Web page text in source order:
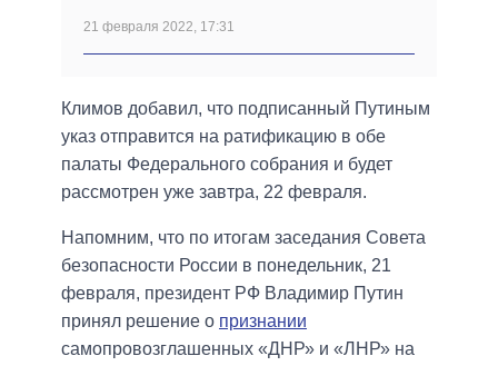
21 февраля 2022, 17:31
Климов добавил, что подписанный Путиным
указ отправится на ратификацию в обе
палаты Федерального собрания и будет
рассмотрен уже завтра, 22 февраля.
Напомним, что по итогам заседания Совета
безопасности России в понедельник, 21
февраля, президент РФ Владимир Путин
принял решение о признании
самопровозглашенных «ДНР» и «ЛНР» на